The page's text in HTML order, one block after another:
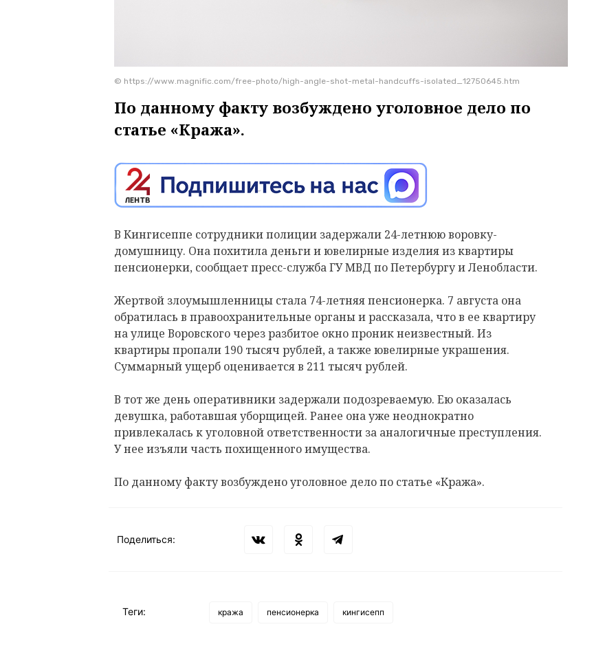
© https://www.magnific.com/free-photo/high-angle-shot-metal-handcuffs-isolated_12750645.htm
По данному факту возбуждено уголовное дело по
статье «Кража».
В Кингисеппе сотрудники полиции задержали 24-летнюю воровку-
домушницу. Она похитила деньги и ювелирные изделия из квартиры
пенсионерки, сообщает пресс-служба ГУ МВД по Петербургу и Ленобласти.
Жертвой злоумышленницы стала 74-летняя пенсионерка. 7 августа она
обратилась в правоохранительные органы и рассказала, что в ее квартиру
на улице Воровского через разбитое окно проник неизвестный. Из
квартиры пропали 190 тысяч рублей, а также ювелирные украшения.
Суммарный ущерб оценивается в 211 тысяч рублей.
В тот же день оперативники задержали подозреваемую. Ею оказалась
девушка, работавшая уборщицей. Ранее она уже неоднократно
привлекалась к уголовной ответственности за аналогичные преступления.
У нее изъяли часть похищенного имущества.
По данному факту возбуждено уголовное дело по статье «Кража».
Поделиться:
Теги: кража пенсионерка кингисепп